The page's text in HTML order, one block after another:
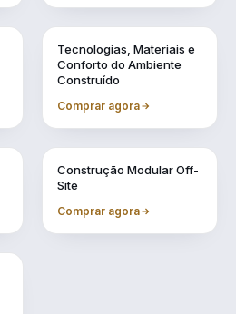
Tecnologias, Materiais e
Conforto do Ambiente
Construído
Comprar agora
Construção Modular Off-
Site
Comprar agora